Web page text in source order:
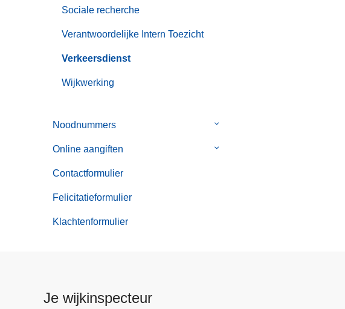
Sociale recherche
Verantwoordelijke Intern Toezicht
Verkeersdienst
Wijkwerking
Noodnummers
Submenu
Online aangiften
Submenu
Contactformulier
Felicitatieformulier
Klachtenformulier
Je wijkinspecteur